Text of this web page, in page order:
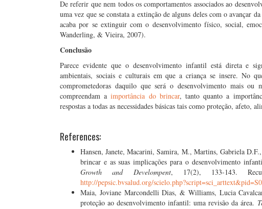
De referir que nem todos os comportamentos associados ao
uma vez que se constata a extinção de alguns deles com o avançar
acaba por se extinguir com o desenvolvimento físico, social,
Wanderling, & Vieira, 2007).
Conclusão
Parece evidente que o desenvolvimento infantil está direta e
ambientais, sociais e culturais em que a criança se insere. No
comprometedoras daquilo que será o desenvolvimento mais
compreendam aimportância do brincar, tanto quanto a
respostas a todas as necessidades básicas tais como proteção, afeto,
References:
Hansen, Janete, Macarini, Samira, M., Martins, Gabriela
brincar e as suas implicações para o desenvolvimento
Growth and Develompent, 17(2), 133-143.
http://pepsic.bvsalud.org/
Maia, Joviane Marcondelli Dias, & Williams, Lucia
proteção ao desenvolvimento infantil: uma revisão da área.